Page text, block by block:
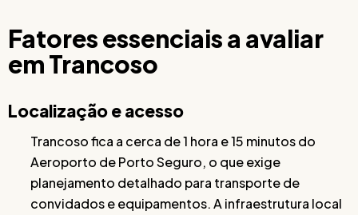
Fatores essenciais a avaliar
em Trancoso
Localização e acesso
Trancoso fica a cerca de 1 hora e 15 minutos do
Aeroporto de Porto Seguro, o que exige
planejamento detalhado para transporte de
convidados e equipamentos. A infraestrutura local